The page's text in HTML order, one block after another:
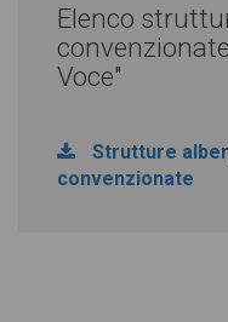
Elenco
Voce"
Strutture
convenzionate